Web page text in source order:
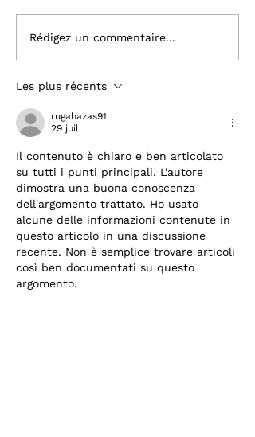
2000 km ou la prison :
Rédigez un commentaire...
Les plus récents
rugahazas91
29 juil.
Il contenuto è chiaro e ben articolato
su tutti i punti principali. L'autore
dimostra una buona conoscenza
dell'argomento trattato. Ho usato
alcune delle informazioni contenute in
questo articolo in una discussione
recente. Non è semplice trovare articoli
così ben documentati su questo
argomento.